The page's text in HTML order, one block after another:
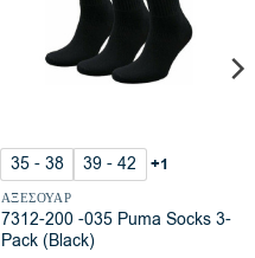
35 - 38 39 - 42 +1
ΑΞΕΣΟΥΆΡ
7312-200 -035 Puma Socks 3-
Pack (Black)